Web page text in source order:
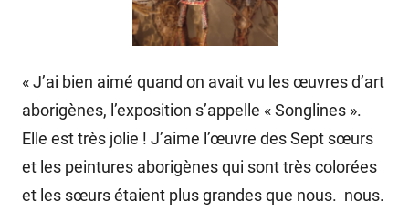
« J’ai bien aimé quand on avait vu les œuvres d’art
aborigènes, l’exposition s’appelle « Songlines ».
Elle est très jolie ! J’aime l’œuvre des Sept sœurs
et les peintures aborigènes qui sont très colorées
et les sœurs étaient plus grandes que nous. nous.